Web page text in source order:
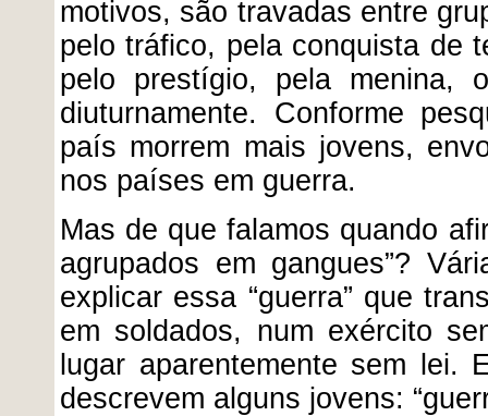
motivos, são travadas entre
pelo tráfico, pela conquista
pelo prestígio, pela menina,
diuturnamente. Conforme
país morrem mais jovens,
nos países em guerra.
Mas de que falamos quando
agrupados em gangues”?
explicar essa “guerra” que
em soldados, num exército
lugar aparentemente sem lei.
descrevem alguns jovens: